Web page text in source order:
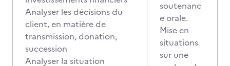
Analyser les décisions du
client, en matière de
transmission, donation,
succession
Analyser la situation
soutenanc
e orale.
Mise en
situations
sur une